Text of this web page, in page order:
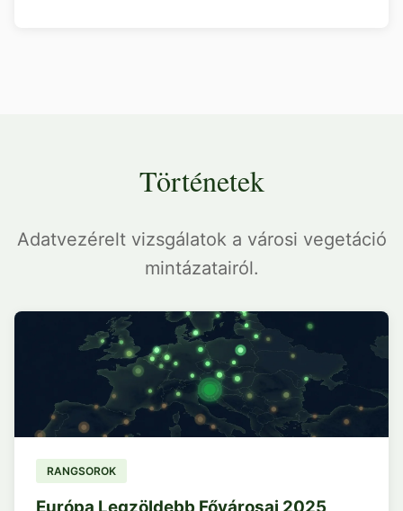
Történetek
Adatvezérelt vizsgálatok a városi vegetáció
mintázatairól.
RANGSOROK